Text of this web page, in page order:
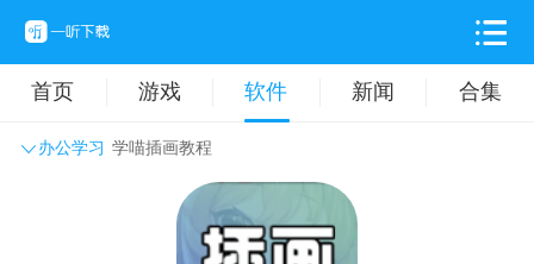
首页 游戏 软件 新闻 合集
办公学习 学喵插画教程
主题壁纸 旅游出行
拍摄美化 时尚购物